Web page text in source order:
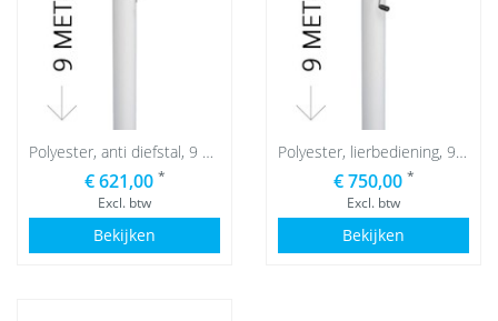
Polyester, anti diefstal, 9 meter
€ 621,00 *
Excl. btw
Bekijken
Polyester, lierbediening, 9 meter
€ 750,00 *
Excl. btw
Bekijken